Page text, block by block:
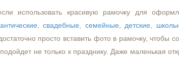
использовать красивую рамочку для
,свадебные семейные детские
просто вставить фото в рамочку, чтобы
не только к празднику. Даже маленькая